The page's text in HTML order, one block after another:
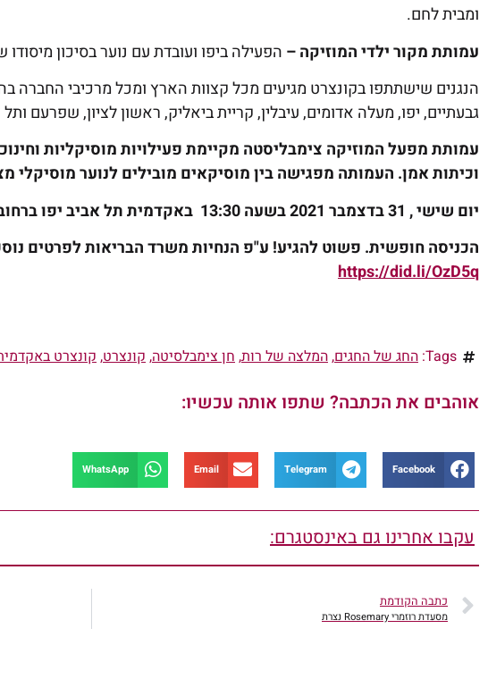
ומבית לחם.
עמותת מקור ילדי המוזיקה – הפעילה ביפו ועובדת עם נוער בסיכון מיסודו
הנגנים שישתתפו בקונצרט מגיעים מכל קצוות הארץ ומכל מרכיבי החברה
גבעתיים, יפו, מעלה אדומים, עיבלין, קריית ביאליק, ראשון לציון, שפרעם
עמותת מפעל המוזיקה צימבליסטה מקיימת פעילויות מוסיקליות
וכיתות אמן. העמותה מפגישה בין מוסיקאים מובילים לנוער מוסיקלי
יום שישי , 31 בדצמבר 2021 בשעה 13:30 באקדמית תל אביב יפו ברחוב חבר הלאומים 10.
הכניסה חופשית. פשוט להגיע! ע"פ הנחיות משרד הבריאות לפרטים
https://did.li/OzD5q
Tags: החג של החגים,המלצה של רות,חן צימבלסיטה,קונצרט,קונצרט
אוהבים את הכתבה? שתפו אותה עכשיו:
Facebook
Telegram
Email
WhatsApp
עקבו אחרינו גם באינסטגרם:
כתבה הקודמת
מסעדת רוזמרי Rosemary נצרת